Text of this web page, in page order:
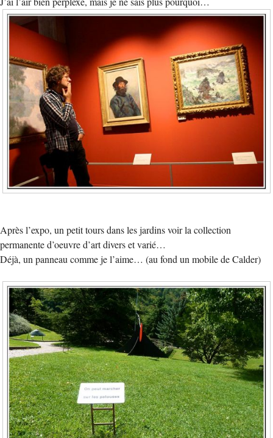
Après l’expo, un petit tours dans les jardins voir la collection
permanente d’oeuvre d’art divers et varié…
Déjà, un panneau comme je l’aime… (au fond un mobile de Calder)